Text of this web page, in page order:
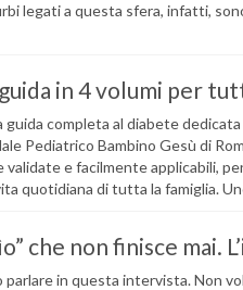
legati a questa sfera, infatti,
in 4 volumi per
completa al diabete
Pediatrico Bambino Gesù di
e facilmente applicabili,
quotidiana di tutta la famiglia.
che non finisce mai.
parlare in questa intervista. Non